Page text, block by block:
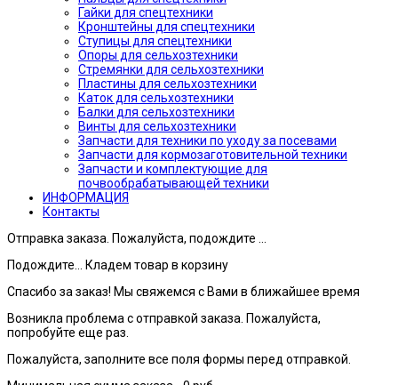
Гайки для спецтехники
Кронштейны для спецтехники
Ступицы для спецтехники
Опоры для сельхозтехники
Стремянки для сельхозтехники
Пластины для сельхозтехники
Каток для сельхозтехники
Балки для сельхозтехники
Винты для сельхозтехники
Запчасти для техники по уходу за посевами
Запчасти для кормозаготовительной техники
Запчасти и комплектующие для
почвообрабатывающей техники
ИНФОРМАЦИЯ
Контакты
Отправка заказа. Пожалуйста, подождите ...
Подождите... Кладем товар в корзину
Спасибо за заказ! Мы свяжемся с Вами в ближайшее время
Возникла проблема с отправкой заказа. Пожалуйста,
попробуйте еще раз.
Пожалуйста, заполните все поля формы перед отправкой.